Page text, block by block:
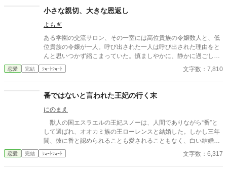
約破棄を含むため）にしております。
小さな親切、大きな恩返し
よもぎ
ある学園の交流サロン、その一室には高位貴族の令嬢数人と、低
位貴族の令嬢が一人。呼び出された一人は呼び出された理由をと
んと思いつかず縮こまっていた。慎ましやかに、静かに過ごして
いたはずなのに、どこで不興を買ったのか――内心で頭を抱える
彼女に、令嬢たちは優しく話しかけるのだった。
恋愛 完結 ｼｮｰﾄｼｮｰﾄ 文字数：7,810
番ではないと言われた王妃の行く末
にのまえ
獣人の国エスラエルの王妃スノーは、人間でありながら“番”と
して選ばれ、オオカミ族の王ローレンスと結婚した。しかし三年
間、彼に番と認められることも愛されることもなく、白い結婚の
まま冷遇され続ける。 それでも王妃として国に尽くしてきたス
ノーだったが、ある日、ローレンスが別の令嬢レイアーを懐妊さ
恋愛 完結 ｼｮｰﾄｼｮｰﾄ 文字数：6,317